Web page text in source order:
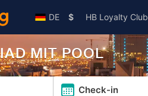
DE $ HB Loyalty Club
MIT POOL
Check-in